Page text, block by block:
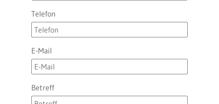
Telefon
E-Mail
Betreff